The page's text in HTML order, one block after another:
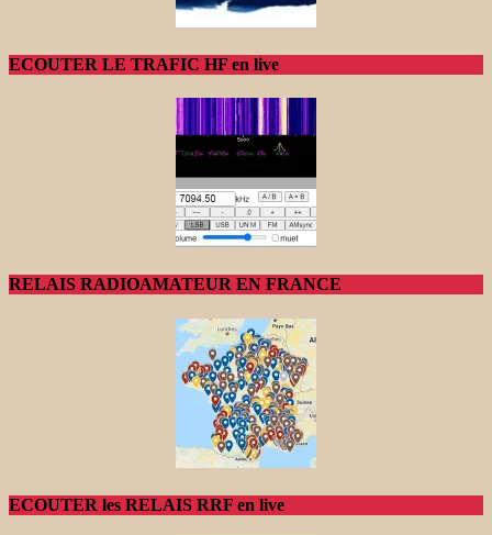
ECOUTER LE TRAFIC HF en live
RELAIS RADIOAMATEUR EN FRANCE
ECOUTER les RELAIS RRF en live